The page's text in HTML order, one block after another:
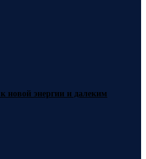
новой энергии и далеким